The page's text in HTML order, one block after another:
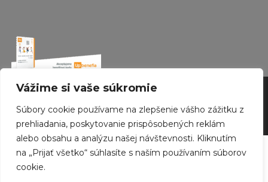
Vážime si vaše súkromie
Súbory cookie používame na zlepšenie vášho zážitku z
prehliadania, poskytovanie prispôsobených reklám
alebo obsahu a analýzu našej návštevnosti. Kliknutím
na „Prijať všetko“ súhlasíte s naším používaním súborov
cookie.
by wepo web design 2024
Created withEnvo RoyalWordPress theme